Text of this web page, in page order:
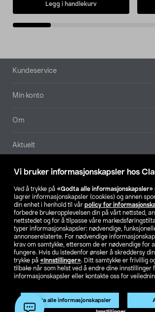
Vi bruker informasjonskapsler hos
Ved å trykke på «Godta alle informasjonskapsler»
lagrer informasjonskapsler (cookies) og annen
din enhet i henhold til vår policy for
forbedre brukeropplevelsen din på vårt nettsted,
nettstedet og for å tilpasse våre
typer informasjonskapsler: nødvendige,
annonserelaterte. For nødvendige
krav om samtykke, ettersom de er nødvendige for
fungere. Hvis du istedenfor ønsker å skreddersy
trykke på «Innstillinger». Ditt samtykke er frivillig
tilbake når som helst ved å endre dine innstillinger
informasjonskapsler eller kontakte oss for
Godta alle informasjonskapsler
Legg i handlekurv
Legg i handlekurv
Bunntekst
Kundeservice
Min konto
Om
Aktuelt
Våre selskaper
Finn din butikk
SE NO FI
Endre til priser ekskl. moms